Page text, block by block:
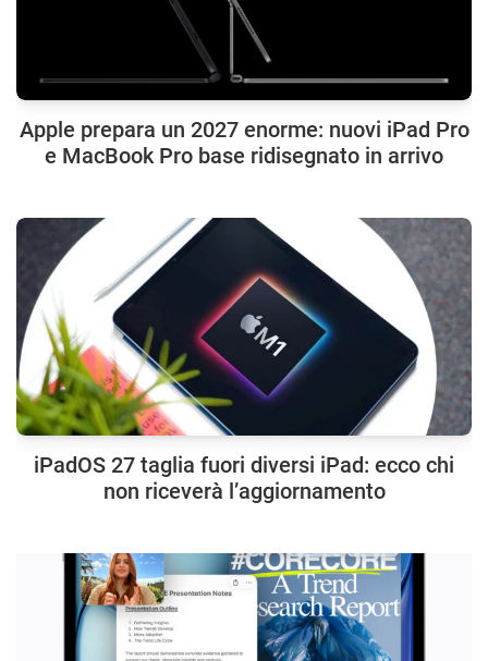
Apple prepara un 2027 enorme: nuovi iPad Pro
e MacBook Pro base ridisegnato in arrivo
iPadOS 27 taglia fuori diversi iPad: ecco chi
non riceverà l’aggiornamento